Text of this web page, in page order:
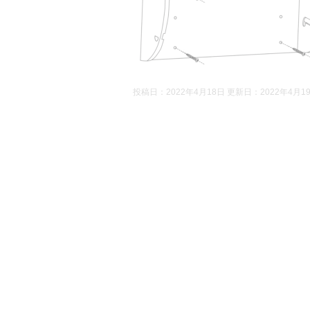
投稿日：2022年4月18日 更新日： 2022年4月